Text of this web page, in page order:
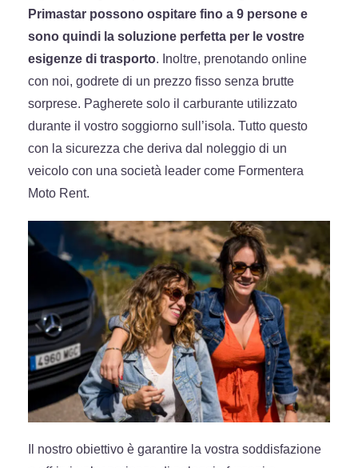
Primastar possono ospitare fino a 9 persone e
sono quindi la soluzione perfetta per le vostre
esigenze di trasporto. Inoltre, prenotando online
con noi, godrete di un prezzo fisso senza brutte
sorprese. Pagherete solo il carburante utilizzato
durante il vostro soggiorno sull’isola. Tutto questo
con la sicurezza che deriva dal noleggio di un
veicolo con una società leader come Formentera
Moto Rent.
Il nostro obiettivo è garantire la vostra soddisfazione